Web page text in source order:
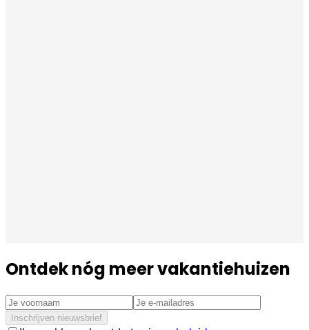
Ontdek nóg meer vakantiehuizen
Inschrijven nieuwsbrief